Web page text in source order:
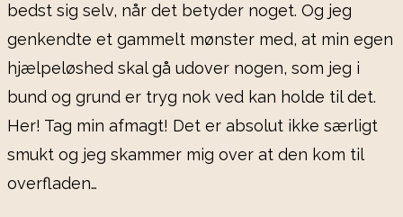
bedst sig selv, når det betyder noget. Og jeg
genkendte et gammelt mønster med, at min egen
hjælpeløshed skal gå udover nogen, som jeg i
bund og grund er tryg nok ved kan holde til det.
Her! Tag min afmagt! Det er absolut ikke særligt
smukt og jeg skammer mig over at den kom til
overfladen…